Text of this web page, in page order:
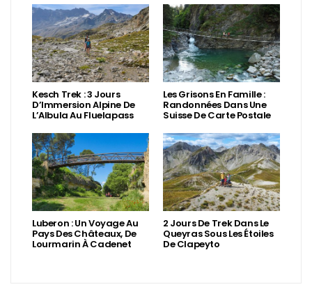
Kesch Trek : 3 Jours
D’Immersion Alpine De
L’Albula Au Fluelapass
Les Grisons En Famille :
Randonnées Dans Une
Suisse De Carte Postale
Luberon : Un Voyage Au
Pays Des Châteaux, De
Lourmarin À Cadenet
2 Jours De Trek Dans Le
Queyras Sous Les Étoiles
De Clapeyto